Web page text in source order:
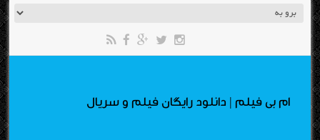
ام بی فیلم | دانلود رایگان فیلم و سریال